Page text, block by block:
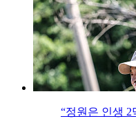
“정원은 인생 2